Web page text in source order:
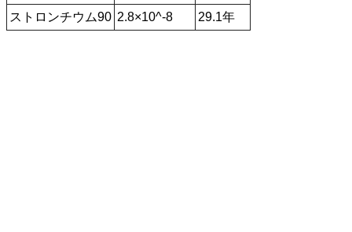
ストロンチウム90 2.8×10^-8 29.1年